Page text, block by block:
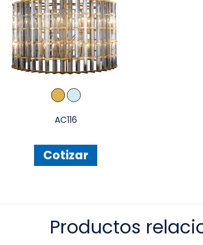
AC116
Cotizar
Productos